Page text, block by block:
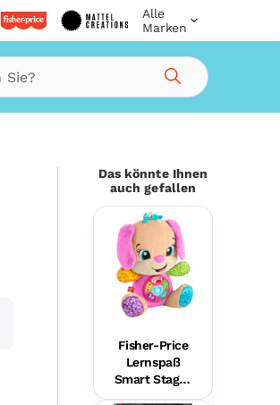
Alle
Marken
Suche
Das könnte Ihnen
auch gefallen
Fisher-Price
Lernspaß
Smart Stages
Plüsch-